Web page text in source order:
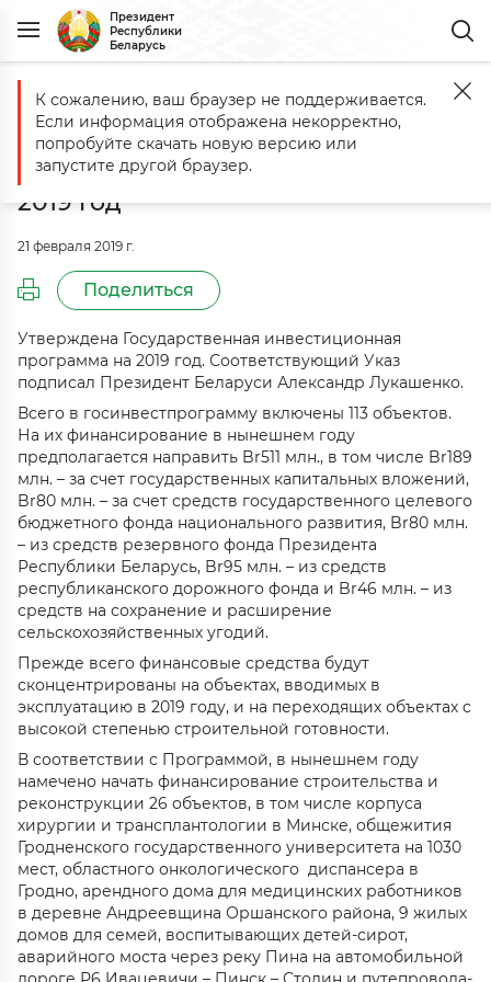
Президент
Республики
Беларусь
Главная События Утверждена Государственная
Утверждена Государственная
инвестиционная программа на
2019 год
21 февраля 2019 г.
Поделиться
Утверждена Государственная инвестиционная
программа на 2019 год. Соответствующий Указ
подписал Президент Беларуси Александр Лукашенко.
Всего в госинвестпрограмму включены 113 объектов.
На их финансирование в нынешнем году
предполагается направить Br511 млн., в том числе Br189
млн. – за счет государственных капитальных вложений,
Br80 млн. – за счет средств государственного целевого
бюджетного фонда национального развития, Br80 млн.
– из средств резервного фонда Президента
Республики Беларусь, Br95 млн. – из средств
республиканского дорожного фонда и Br46 млн. – из
средств на сохранение и расширение
сельскохозяйственных угодий.
Прежде всего финансовые средства будут
сконцентрированы на объектах, вводимых в
эксплуатацию в 2019 году, и на переходящих объектах с
высокой степенью строительной готовности.
В соответствии с Программой, в нынешнем году
намечено начать финансирование строительства и
реконструкции 26 объектов, в том числе корпуса
хирургии и трансплантологии в Минске, общежития
Гродненского государственного университета на 1030
мест, областного онкологического диспансера в
Гродно, арендного дома для медицинских работников
в деревне Андреевщина Оршанского района, 9 жилых
домов для семей, воспитывающих детей-сирот,
аварийного моста через реку Пина на автомобильной
К сожалению, ваш браузер не поддерживается.
Если информация отображена некорректно,
попробуйте скачать новую версию или
запустите другой браузер.